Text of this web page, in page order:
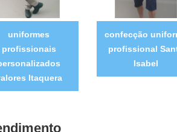
uniformes
profissionais
Itaquera
confecção
profissional
Isabel